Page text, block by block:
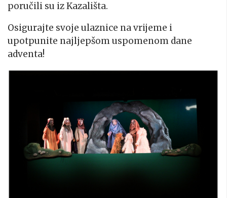
poručili su iz Kazališta.
Osigurajte svoje ulaznice na vrijeme i
upotpunite najljepšom uspomenom dane
adventa!